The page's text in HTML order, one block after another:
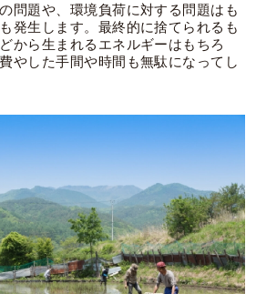
問題や、環境負荷に対する問題はも
発生します。最終的に捨てられるも
から生まれるエネルギーはもちろ
やした手間や時間も無駄になってし